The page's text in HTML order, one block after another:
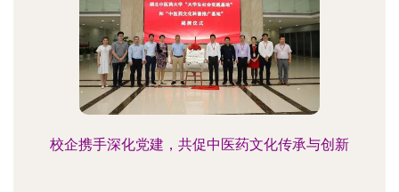
校企携手深化党建，共促中医药文化传承与创新